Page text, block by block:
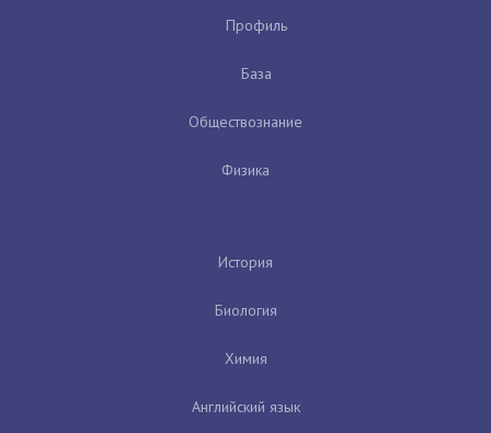
Профиль
База
Обществознание
Физика
История
Биология
Химия
Английский язык